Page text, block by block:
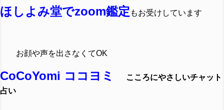
ほしよみ堂でzoom鑑定 もお受けしています
お顔や声を出さなくてOK
CoCoYomi ココヨミ
こころにやさしいチャット
占い